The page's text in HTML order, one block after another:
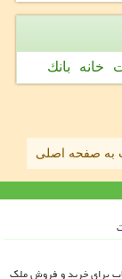
خانه بانك
به صفحه اصلی
برای خرید و فروش ملک